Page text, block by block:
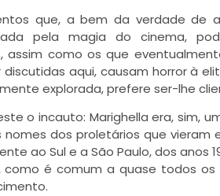
que, a bem da verdade de
pela magia do cinema,
assim como os que
aqui, causam horror à
explorada, prefere ser-lhe
o incauto: Marighella era, sim,
dos proletários que
ao Sul e a São Paulo, dos anos
como é comum a quase todos os